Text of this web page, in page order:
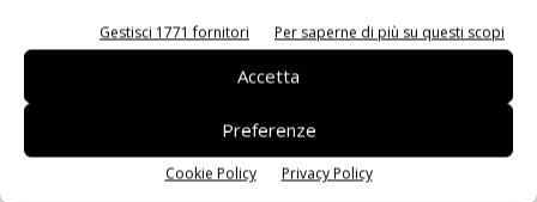
Gestisci 1771 fornitori Per saperne di più su questi scopi
Accetta
Preferenze
Cookie Policy Privacy Policy
gradiente di temperatura (un elemento della termocoppia
è a una temperatura differente dall’altro elemento).
I semiconduttori, data la loro particolare natura conduttiva,
manifestano un effetto Seebeck amplificato rispetto ai
normali materiali conduttivi, quindi si prestano
maggiormente alla realizzazione elettronica dei Thermal